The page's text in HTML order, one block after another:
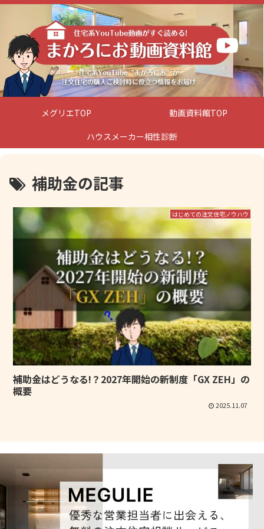
メグリエTOP
動画資料館TOP
ハウスメーカー相性診断
補助金の記事
はじめての注文住宅ノウハウ
補助金はどうなる!？2027年開始の新制度「GX ZEH」の
概要
2025.11.07